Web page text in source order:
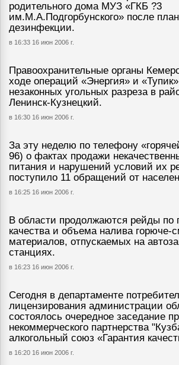
родительного дома МУЗ «ГКБ ?3
им.М.А.Подгорбунского» после
дезинфекции.
в 16:33 16 июн 2006 г.
Правоохранительные органы
ходе операций «Энергия» и
незаконных угольных разреза в
Ленинск-Кузнецкий.
в 16:30 16 июн 2006 г.
За эту неделю по телефону
96) о фактах продажи
питания и нарушений условий их
поступило 11 обращений от
в 16:25 16 июн 2006 г.
В области продолжаются рейды по
качества и объема налива горюче-
материалов, отпускаемых на
станциях.
в 16:23 16 июн 2006 г.
Сегодня в департаменте
лицензирования администрации
состоялось очередное заседание
некоммерческого партнерства
алкогольный союз «Гарантия
в 16:20 16 июн 2006 г.